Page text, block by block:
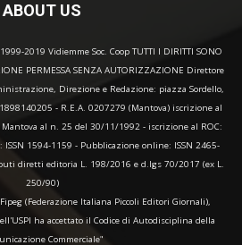
ABOUT US
2019 Vidiemme Soc. Coop TUTTI I DIRITTI SONO
PERMESSA SENZA AUTORIZZAZIONE Direttore
Direzione e Redazione: piazza Sordello,
- R.E.A. 0207279 (Mantova) iscrizione al
al n. 25 del 30/11/1992 - iscrizione al ROC:
1594-1159 - Pubblicazione online: ISSN 2465-
diretti editoria L. 198/2016 e d.lgs 70/2017 (ex L.
250/90)
(Federazione Italiana Piccoli Editori Giornali),
ha accettato il Codice di Autodisciplina della
Commerciale"